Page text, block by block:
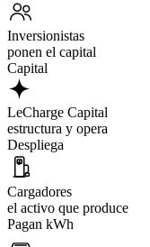
Inversionistas
ponen el capital
Capital
LeCharge Capital
estructura y opera
Despliega
Cargadores
el activo que produce
Pagan kWh